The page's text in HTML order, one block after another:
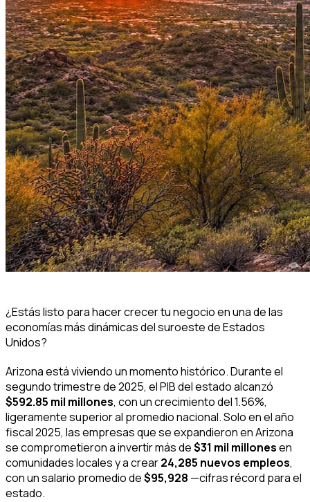
¿Estás listo para hacer crecer tu negocio en una de las
economías más dinámicas del suroeste de Estados
Unidos?
Arizona está viviendo un momento histórico. Durante el
segundo trimestre de 2025, el PIB del estado alcanzó
$592.85 mil millones, con un crecimiento del 1.56%,
ligeramente superior al promedio nacional. Solo en el año
fiscal 2025, las empresas que se expandieron en Arizona
se comprometieron a invertir más de$31 mil millonesen
comunidades locales y a crear24,285 nuevos empleos,
con un salario promedio de$95,928 —cifras récord para el
estado.